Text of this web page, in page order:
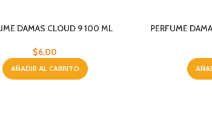
DAMAS CLOUD 9 100 ML
$6,00
AÑADIR AL CARRITO
PERFUME